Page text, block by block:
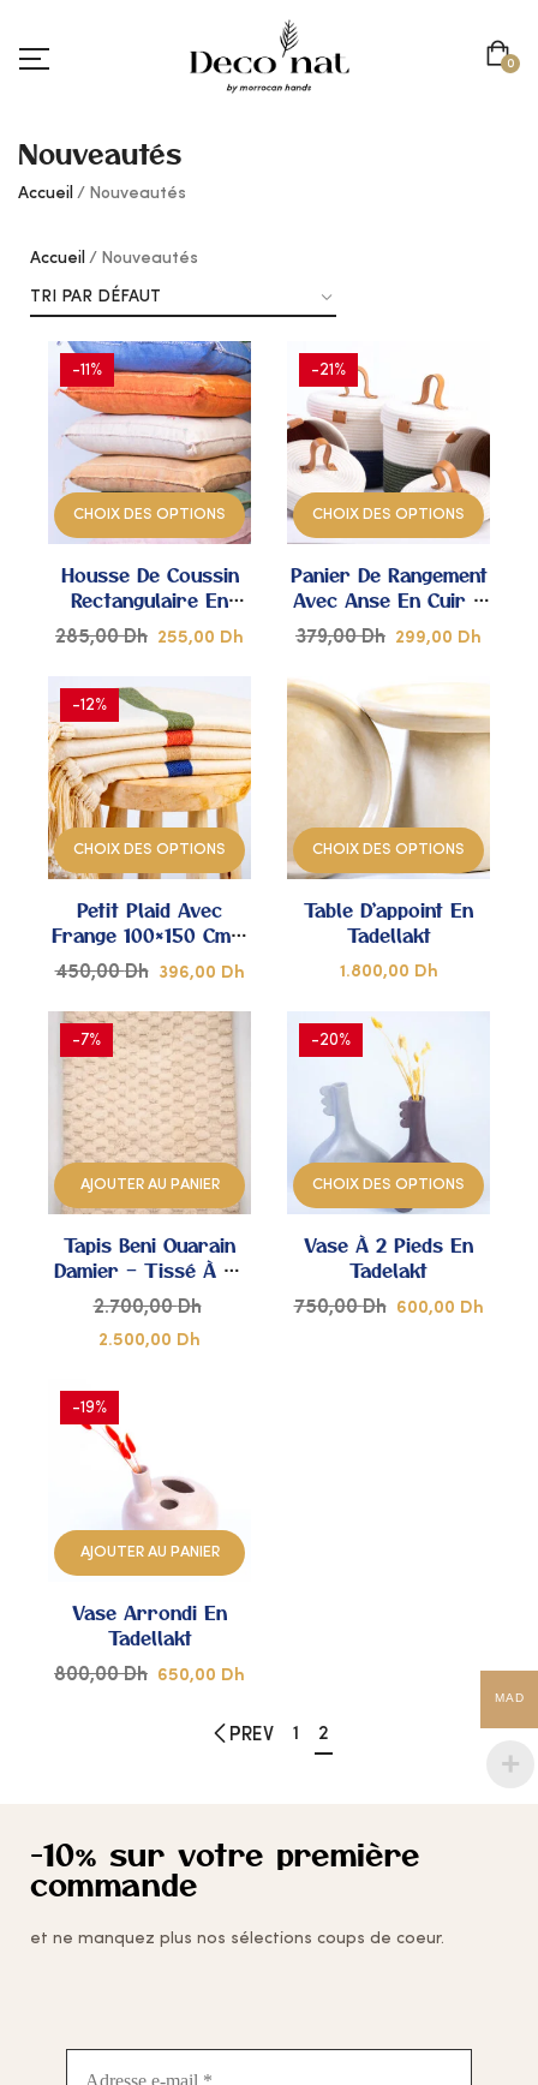
0
Nouveautés
Accueil Nouveautés
Accueil Nouveautés
-11%
CHOIX DES OPTIONS
AJOUTER
MES
COUPS
DE
Housse De Coussin
Rectangulaire En
Soie De Cactus
(Sabra) – Sans
285,00Dh 255,00 Dh
-21%
CHOIX DES OPTIONS
AJOUTER
COUPS
DE
Panier De Rangement
Avec Anse En Cuir –
Tissé À La Main
379,00Dh 299,00 Dh
-12%
CHOIX DES OPTIONS
AJOUTER
MES
COUPS
DE
Petit Plaid Avec
Frange 100×150 Cm –
Tissé À La Main
450,00Dh 396,00 Dh
CHOIX DES OPTIONS
MES
COUPS
Table D’appoint En
Tadellakt
1.800,00 Dh
-7%
AJOUTER AU PANIER
AJOUTER
MES
COUPS
CŒUR
Tapis Beni Ouarain
Damier – Tissé À La
Main
2.700,00Dh
2.500,00 Dh
-20%
CHOIX DES OPTIONS
MES
COUPS
DE
Vase À 2 Pieds En
Tadelakt
750,00Dh 600,00 Dh
-19%
AJOUTER AU PANIER
AJOUTER
COUPS
DE
Vase Arrondi En
Tadellakt
800,00Dh 650,00 Dh
PREV 1 2
-10% sur votre première
commande
et ne manquez plus nos sélections coups de coeur.
MAD